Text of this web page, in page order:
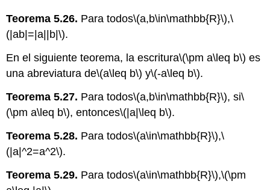
Teorema 5.26. Para todos\(a,b\in\mathbb{R}\),\
(|ab|=|a||b|\).
En el siguiente teorema, la escritura\(\pm a\leq b\) es
una abreviatura de\(a\leq b\) y\(-a\leq b\).
Teorema 5.27. Para todos\(a,b\in\mathbb{R}\), si\
(\pm a\leq b\), entonces\(|a|\leq b\).
Teorema 5.28. Para todos\(a\in\mathbb{R}\),\
(|a|^2=a^2\).
Teorema 5.29. Para todos\(a\in\mathbb{R}\),\(\pm